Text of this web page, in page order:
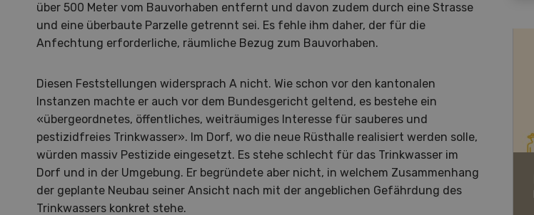
über 500 Meter vom Bauvorhaben entfernt und davon zudem durch eine Strasse
und eine überbaute Parzelle getrennt sei. Es fehle ihm daher, der für die
Anfechtung erforderliche, räumliche Bezug zum Bauvorhaben.
Diesen Feststellungen widersprach A nicht. Wie schon vor den kantonalen
Instanzen machte er auch vor dem Bundesgericht geltend, es bestehe ein
«übergeordnetes, öffentliches, weiträumiges Interesse für sauberes und
pestizidfreies Trinkwasser». Im Dorf, wo die neue Rüsthalle realisiert werden solle,
würden massiv Pestizide eingesetzt. Es stehe schlecht für das Trinkwasser im
Dorf und in der Umgebung. Er begründete aber nicht, in welchem Zusammenhang
der geplante Neubau seiner Ansicht nach mit der angeblichen Gefährdung des
Trinkwassers konkret stehe.
Hof in neuer Hand Landwirtschaft im Klimawandel